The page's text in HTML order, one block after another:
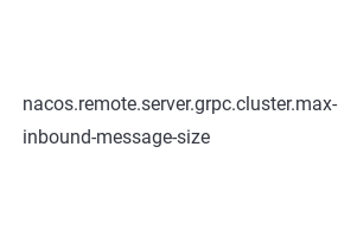
nacos.remote.server.grpc.cluster.max-
inbound-message-size